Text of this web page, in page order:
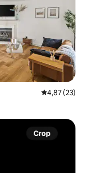
4,87 de uma
4,87 (23)